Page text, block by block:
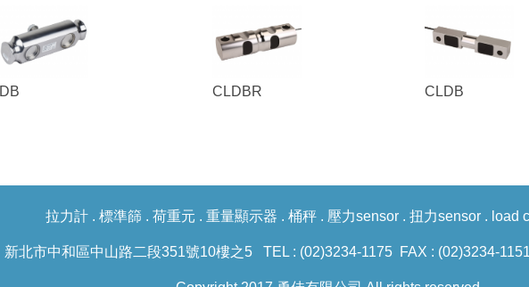
DB CLDBR CLDB
拉力計 . 標準篩 . 荷重元 . 重量顯示器 . 桶秤 . 壓力sensor . 扭力sensor . load
新北市中和區中山路二段351號10樓之5 TEL : (02)3234-1175 FAX : (02)3234-